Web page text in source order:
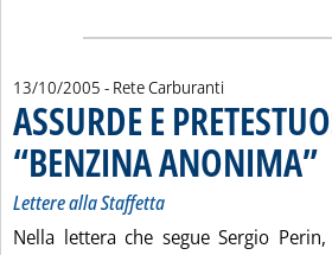
13/10/2005 - Rete Carburanti
ASSURDE E
“BENZINA ANONIMA”..
Lettere alla Staffetta
Nella lettera che segue Sergio